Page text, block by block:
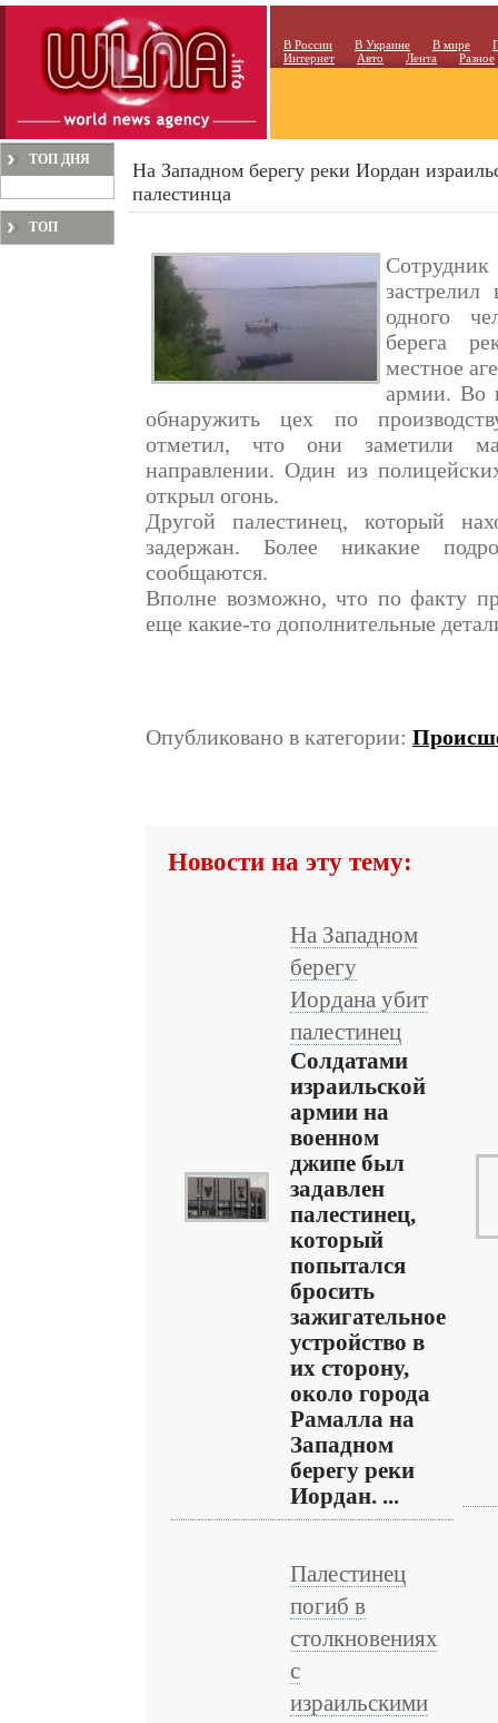
В России В Украине В мире
Интернет
Авто Лента Разное
ТОП ДНЯ
ТОП
На Западном берегу реки Иордан
палестинца
Сотрудник
одного
берега
местное
армии. Во
обнаружить цех по
отметил, что они заметили
направлении. Один из
открыл огонь.
Другой палестинец, который
задержан. Более никакие
сообщаются.
Вполне возможно, что по факту
еще какие-то дополнительные
Опубликовано в категории:
Новости на эту тему:
На Западном
берегу
Иордана убит
палестинец
Солдатами
израильской
армии на
военном
джипе был
задавлен
палестинец,
который
попытался
бросить
зажигательное
устройство в
их сторону,
около города
Рамалла на
Западном
берегу реки
Иордан. ...
Палестинец
погиб в
столкновениях
с
израильскими